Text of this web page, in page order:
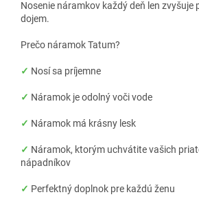
Nosenie náramkov každý deň len zvyšuje
dojem.
Prečo náramok Tatum?
✓ Nosí sa príjemne
✓ Náramok je odolný voči vode
✓ Náramok má krásny lesk
✓ Náramok, ktorým uchvátite vašich
nápadníkov
✓ Perfektný doplnok pre každú ženu